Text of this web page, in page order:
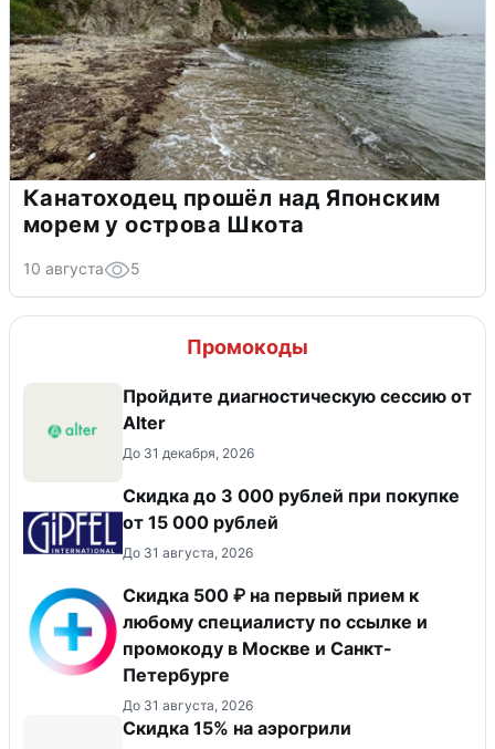
Канатоходец прошёл над Японским
морем у острова Шкота
10 августа 5
Промокоды
Пройдите диагностическую сессию от
Alter
До 31 декабря, 2026
Скидка до 3 000 рублей при покупке
от 15 000 рублей
До 31 августа, 2026
Скидка 500 ₽ на первый прием к
любому специалисту по ссылке и
промокоду в Москве и Санкт-
Петербурге
До 31 августа, 2026
Скидка 15% на аэрогрили